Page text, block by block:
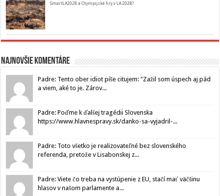
SmartLA2028 a Olympijské hry v LA 2028?
Najnovšie komentáre
Padre: Tento ober idiot píše citujem: "Zažil som úspech aj pád
a viem, aké to je. Zárov...
Padre: Poďme k ďalšej tragédii Slovenska
https://www.hlavnespravy.sk/danko-sa-vyjadril-...
Padre: Toto všetko je realizovateľné bez slovenského
referenda, pretože v Lisabonskej z...
Padre: Viete čo treba na vystúpenie z EU, stačí mať väčšinu
hlasov v našom parlamente a...